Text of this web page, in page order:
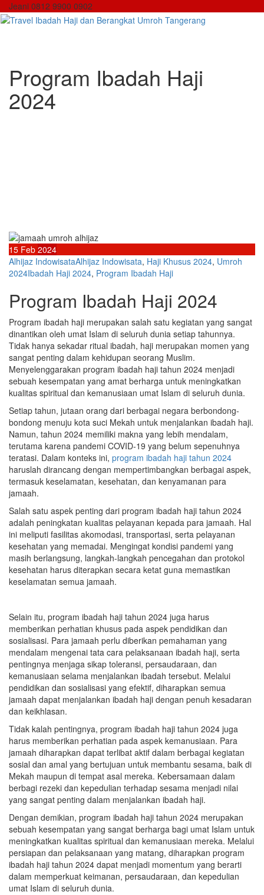
Skip
to
Jeani 0812 9900 0902
Program Ibadah Haji
2024
15 Feb 2024
Alhijaz IndowisataAlhijaz Indowisata, Haji Khusus 2024, Umroh
2024Ibadah Haji 2024, Program Ibadah Haji
Program Ibadah Haji 2024
Program ibadah haji merupakan salah satu kegiatan yang sangat
dinantikan oleh umat Islam di seluruh dunia setiap tahunnya.
Tidak hanya sekadar ritual ibadah, haji merupakan momen yang
sangat penting dalam kehidupan seorang Muslim.
Menyelenggarakan program ibadah haji tahun 2024 menjadi
sebuah kesempatan yang amat berharga untuk meningkatkan
kualitas spiritual dan kemanusiaan umat Islam di seluruh dunia.
Setiap tahun, jutaan orang dari berbagai negara berbondong-
bondong menuju kota suci Mekah untuk menjalankan ibadah haji.
Namun, tahun 2024 memiliki makna yang lebih mendalam,
terutama karena pandemi COVID-19 yang belum sepenuhnya
teratasi. Dalam konteks ini, program ibadah haji tahun 2024
haruslah dirancang dengan mempertimbangkan berbagai aspek,
termasuk keselamatan, kesehatan, dan kenyamanan para
jamaah.
Salah satu aspek penting dari program ibadah haji tahun 2024
adalah peningkatan kualitas pelayanan kepada para jamaah. Hal
ini meliputi fasilitas akomodasi, transportasi, serta pelayanan
kesehatan yang memadai. Mengingat kondisi pandemi yang
masih berlangsung, langkah-langkah pencegahan dan protokol
kesehatan harus diterapkan secara ketat guna memastikan
keselamatan semua jamaah.
Selain itu, program ibadah haji tahun 2024 juga harus
memberikan perhatian khusus pada aspek pendidikan dan
sosialisasi. Para jamaah perlu diberikan pemahaman yang
mendalam mengenai tata cara pelaksanaan ibadah haji, serta
pentingnya menjaga sikap toleransi, persaudaraan, dan
kemanusiaan selama menjalankan ibadah tersebut. Melalui
pendidikan dan sosialisasi yang efektif, diharapkan semua
jamaah dapat menjalankan ibadah haji dengan penuh kesadaran
dan keikhlasan.
Tidak kalah pentingnya, program ibadah haji tahun 2024 juga
harus memberikan perhatian pada aspek kemanusiaan. Para
jamaah diharapkan dapat terlibat aktif dalam berbagai kegiatan
sosial dan amal yang bertujuan untuk membantu sesama, baik di
Mekah maupun di tempat asal mereka. Kebersamaan dalam
berbagi rezeki dan kepedulian terhadap sesama menjadi nilai
yang sangat penting dalam menjalankan ibadah haji.
Dengan demikian, program ibadah haji tahun 2024 merupakan
sebuah kesempatan yang sangat berharga bagi umat Islam untuk
meningkatkan kualitas spiritual dan kemanusiaan mereka. Melalui
persiapan dan pelaksanaan yang matang, diharapkan program
ibadah haji tahun 2024 dapat menjadi momentum yang berarti
dalam memperkuat keimanan, persaudaraan, dan kepedulian
umat Islam di seluruh dunia.